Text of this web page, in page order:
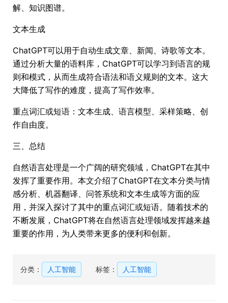
解、知识图谱。
文本生成
ChatGPT可以用于自动生成文章、新闻、诗歌等文本。
通过分析大量的语料库，ChatGPT可以学习到语言的规
则和模式，从而生成符合语法和语义规则的文本。这大
大降低了写作的难度，提高了写作效率。
重点词汇或短语：文本生成、语言模型、采样策略、创
作自由度。
三、总结
自然语言处理是一个广阔的研究领域，ChatGPT在其中
发挥了重要作用。本文介绍了ChatGPT在文本分类与情
感分析、机器翻译、问答系统和文本生成等方面的应
用，并深入探讨了其中的重点词汇或短语。随着技术的
不断发展，ChatGPT将在自然语言处理领域发挥越来越
重要的作用，为人类带来更多的便利和创新。
分类： 人工智能 标签： 人工智能